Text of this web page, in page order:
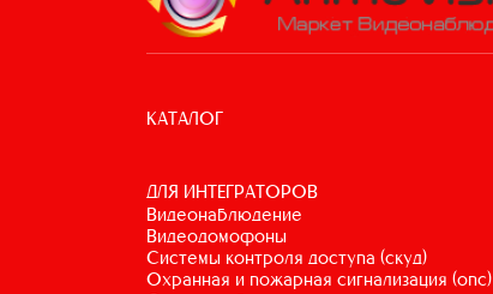
КАТАЛОГ
ДЛЯ ИНТЕГРАТОРОВ
видеонаблюдение
видеодомофоны
системы контроля доступа (скуд)
охранная и пожарная сигнализация (опс)